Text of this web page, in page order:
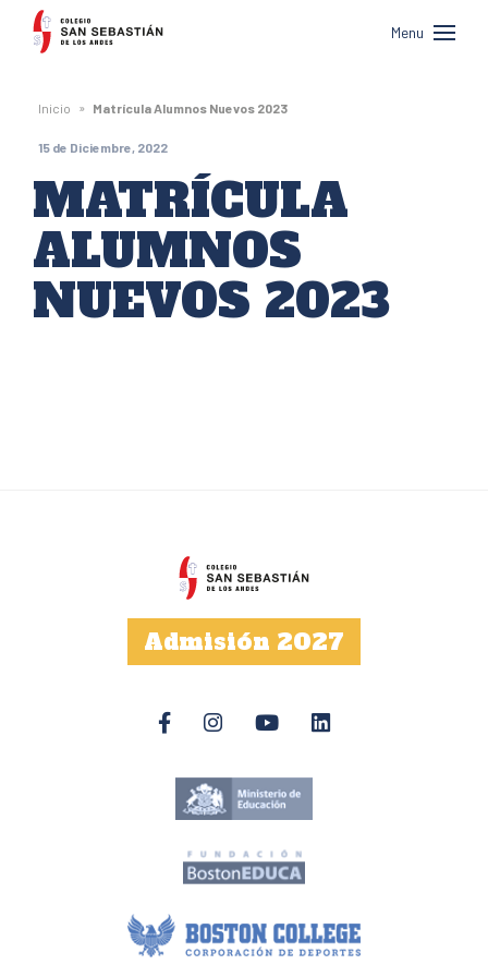
Colegio
San
Sebastián
de
Los
Andes
Menu
Inicio » Matrícula Alumnos Nuevos 2023
15 de Diciembre, 2022
MATRÍCULA
ALUMNOS
NUEVOS 2023
Admisión 2027